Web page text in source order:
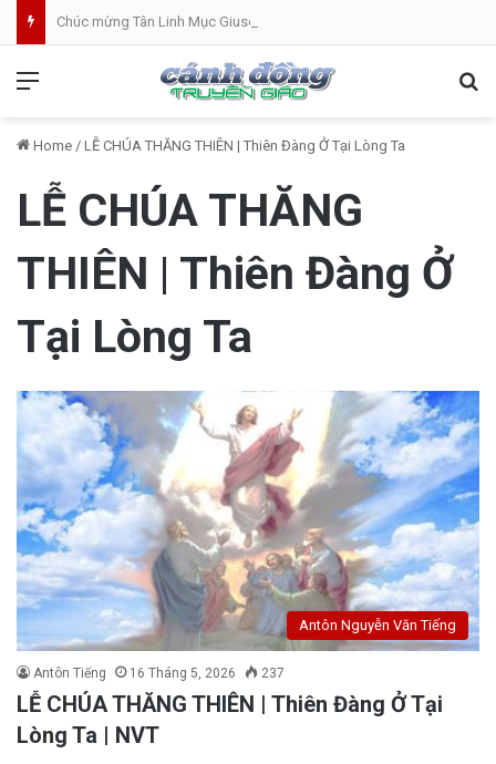
Home / LỄ CHÚA THĂNG THIÊN | Thiên Đàng Ở Tại Lòng Ta
LỄ CHÚA THĂNG
THIÊN | Thiên Đàng Ở
Tại Lòng Ta
Antôn Nguyễn Văn Tiếng
Antôn Tiếng 16 Tháng 5, 2026 237
LỄ CHÚA THĂNG THIÊN | Thiên Đàng Ở Tại
Lòng Ta | NVT